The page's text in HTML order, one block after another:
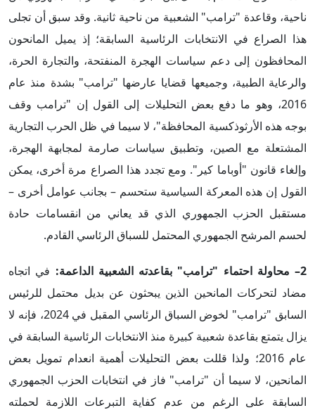
ناحية، وقاعدة "ترامب" الشعبية من ناحية ثانية. وقد سبق أن تجلى
هذا الصراع في الانتخابات الرئاسية السابقة؛ إذ يميل المانحون
المحافظون إلى دعم سياسات الهجرة المنفتحة، والتجارة الحرة،
والرعاية الطبية، وجميعها قضايا عارضها "ترامب" بشدة منذ عام
2016، وهو ما دفع بعض التحليلات إلى القول إن "ترامب وقف
بوجه هذه الأرثوذكسية المحافظة"، لا سيما في ظل الحرب التجارية
المشتعلة مع الصين، وتطبيق سياسات صارمة لمجابهة الهجرة،
وإلغاء قانون "أوباما كير". ومع تجدد هذا الصراع مرة أخرى، يمكن
القول إن هذه المعركة السياسية ستحسم – بجانب عوامل أخرى –
مستقبل الحزب الجمهوري الذي قد يعاني من انقسامات حادة
لحسم المرشح الجمهوري المحتمل للسباق الرئاسي القادم.
2– محاولة احتماء "ترامب" بقاعدته الشعبية الداعمة:
في اتجاه
مضاد لتحركات المانحين الذين يبحثون عن بديل محتمل للرئيس
السابق "ترامب" لخوض السباق الرئاسي المقبل في 2024، فإنه لا
يزال يتمتع بقاعدة شعبية كبيرة منذ الانتخابات الرئاسية السابقة في
عام 2016؛ ولذا قللت بعض التحليلات أهمية انعدام تمويل بعض
المانحين، لا سيما أن "ترامب" فاز في انتخابات الحزب الجمهوري
السابقة على الرغم من عدم كفاية التبرعات اللازمة لحملته